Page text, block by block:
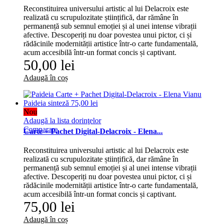
Reconstituirea universului artistic al lui Delacroix este
realizată cu scrupulozitate științifică, dar rămâne în
permanență sub semnul emoției și al unei intense vibrații
afective. Descoperiți nu doar povestea unui pictor, ci și
rădăcinile modernității artistice într-o carte fundamentală,
acum accesibilă într-un format concis și captivant.
50,00 lei
Adaugă în coș
Nou
Adaugă la lista dorinţelor
Comparare
Carte + Pachet Digital-Delacroix - Elena...
Reconstituirea universului artistic al lui Delacroix este
realizată cu scrupulozitate științifică, dar rămâne în
permanență sub semnul emoției și al unei intense vibrații
afective. Descoperiți nu doar povestea unui pictor, ci și
rădăcinile modernității artistice într-o carte fundamentală,
acum accesibilă într-un format concis și captivant.
75,00 lei
Adaugă în coș